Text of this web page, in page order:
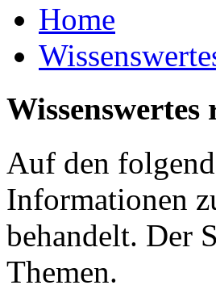
Home
Auf den
Informationen
behandelt. Der
Themen.